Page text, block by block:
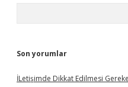
Son yorumlar
İLetişimde Dikkat Edilmesi